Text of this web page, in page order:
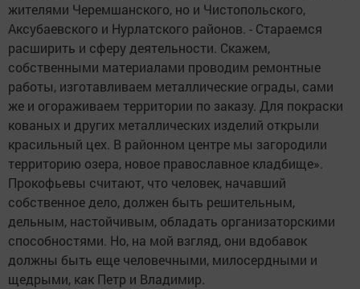
жителями Черемшанского, но и Чистопольского,
Аксубаевского и Нурлатского районов. - Стараемся
расширить и сферу деятельности. Скажем,
собственными материалами проводим ремонтные
работы, изготавливаем металлические ограды, сами
же и огораживаем территории по заказу. Для покраски
кованых и других металлических изделий открыли
красильный цех. В районном центре мы загородили
территорию озера, новое православное кладбище».
Прокофьевы считают, что человек, начавший
собственное дело, должен быть решительным,
дельным, настойчивым, обладать организаторскими
способностями. Но, на мой взгляд, они вдобавок
должны быть еще человечными, милосердными и
щедрыми, как Петр и Владимир.